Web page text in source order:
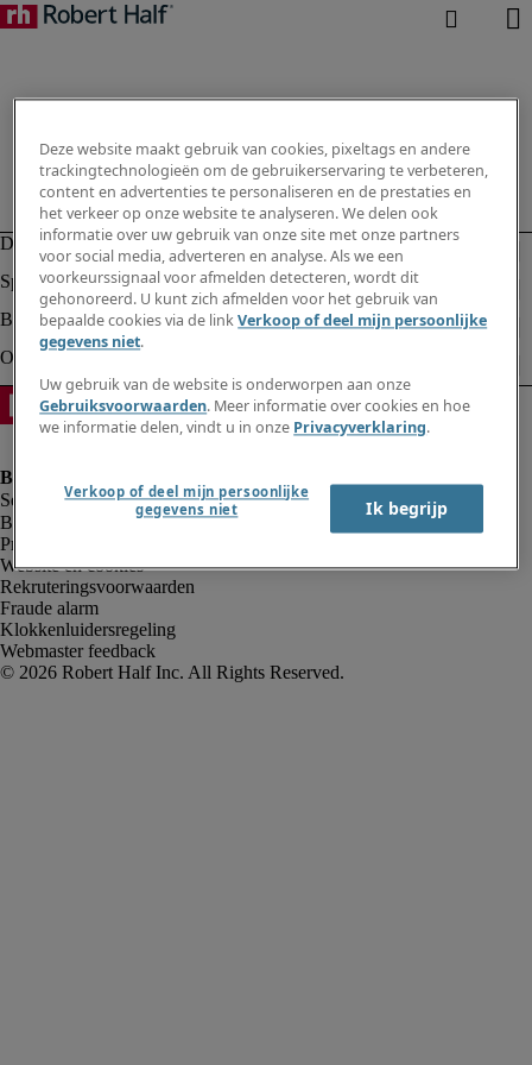
Bedrijfsinformatie
Privacyverklaring
Website en cookies
Rekruteringsvoorwaarden
Fraude alarm
Klokkenluidersregeling
Webmaster feedback
Deze website maakt gebruik van cookies, pixeltags en andere
trackingtechnologieën om de gebruikerservaring te verbeteren,
content en advertenties te personaliseren en de prestaties en
het verkeer op onze website te analyseren. We delen ook
informatie over uw gebruik van onze site met onze partners
voor social media, adverteren en analyse. Als we een
voorkeurssignaal voor afmelden detecteren, wordt dit
gehonoreerd. U kunt zich afmelden voor het gebruik van
bepaalde cookies via de linkVerkoop of deel mijn persoonlijke
gegevens niet.
Uw gebruik van de website is onderworpen aan onze
Gebruiksvoorwaarden. Meer informatie over cookies en hoe
we informatie delen, vindt u in onze Privacyverklaring.
Verkoop of deel mijn persoonlijke
gegevens niet
Ik begrijp